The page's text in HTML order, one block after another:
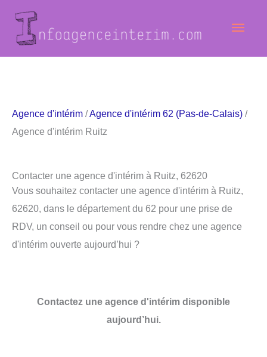
contenu
Agence d'intérim /Agence d'intérim 62 (Pas-de-Calais) /
Agence d'intérim Ruitz
Contacter une agence d'intérim à Ruitz, 62620
Vous souhaitez contacter une agence d'intérim à Ruitz,
62620, dans le département du 62 pour une prise de
RDV, un conseil ou pour vous rendre chez une agence
d'intérim ouverte aujourd’hui ?
Contactez une agence d'intérim disponible
aujourd’hui.